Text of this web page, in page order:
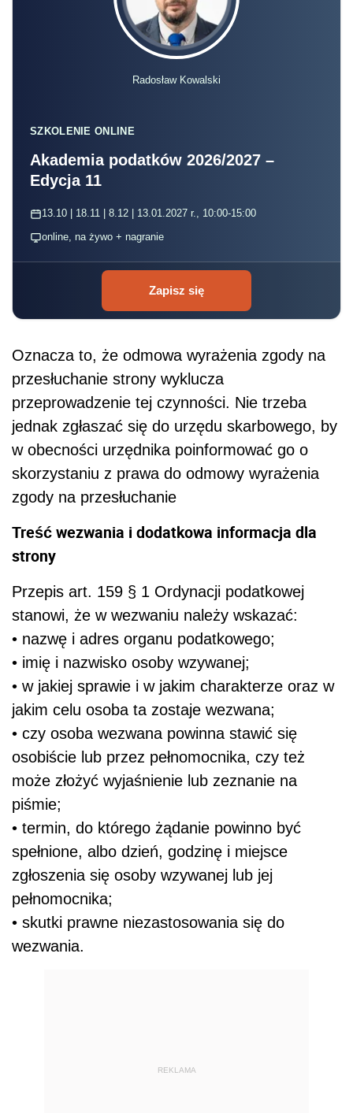
Radosław Kowalski
SZKOLENIE ONLINE
Akademia podatków 2026/2027 –
Edycja 11
13.10 | 18.11 | 8.12 | 13.01.2027 r., 10:00-15:00
online, na żywo + nagranie
Zapisz się
Oznacza to, że odmowa wyrażenia zgody na
przesłuchanie strony wyklucza
przeprowadzenie tej czynności. Nie trzeba
jednak zgłaszać się do urzędu skarbowego, by
w obecności urzędnika poinformować go o
skorzystaniu z prawa do odmowy wyrażenia
zgody na przesłuchanie
Treść wezwania i dodatkowa informacja dla
strony
Przepis art. 159 § 1 Ordynacji podatkowej
stanowi, że w wezwaniu należy wskazać:
• nazwę i adres organu podatkowego;
• imię i nazwisko osoby wzywanej;
• w jakiej sprawie i w jakim charakterze oraz w
jakim celu osoba ta zostaje wezwana;
• czy osoba wezwana powinna stawić się
osobiście lub przez pełnomocnika, czy też
może złożyć wyjaśnienie lub zeznanie na
piśmie;
• termin, do którego żądanie powinno być
spełnione, albo dzień, godzinę i miejsce
zgłoszenia się osoby wzywanej lub jej
pełnomocnika;
• skutki prawne niezastosowania się do
wezwania.
REKLAMA